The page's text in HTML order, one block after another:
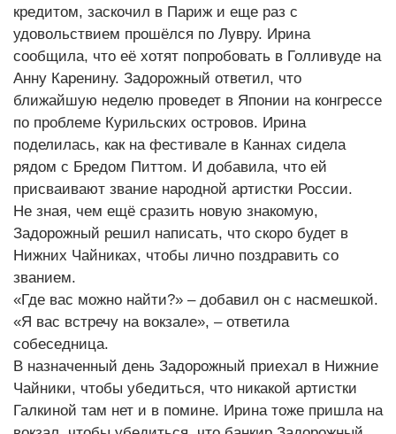
кредитом, заскочил в Париж и еще раз с
удовольствием прошёлся по Лувру. Ирина
сообщила, что её хотят попробовать в Голливуде на
Анну Каренину. Задорожный ответил, что
ближайшую неделю проведет в Японии на конгрессе
по проблеме Курильских островов. Ирина
поделилась, как на фестивале в Каннах сидела
рядом с Бредом Питтом. И добавила, что ей
присваивают звание народной артистки России.
Не зная, чем ещё сразить новую знакомую,
Задорожный решил написать, что скоро будет в
Нижних Чайниках, чтобы лично поздравить со
званием.
«Где вас можно найти?» – добавил он с насмешкой.
«Я вас встречу на вокзале», – ответила
собеседница.
В назначенный день Задорожный приехал в Нижние
Чайники, чтобы убедиться, что никакой артистки
Галкиной там нет и в помине. Ирина тоже пришла на